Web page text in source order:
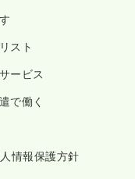
スト
ービス
で働く
情報保護方針